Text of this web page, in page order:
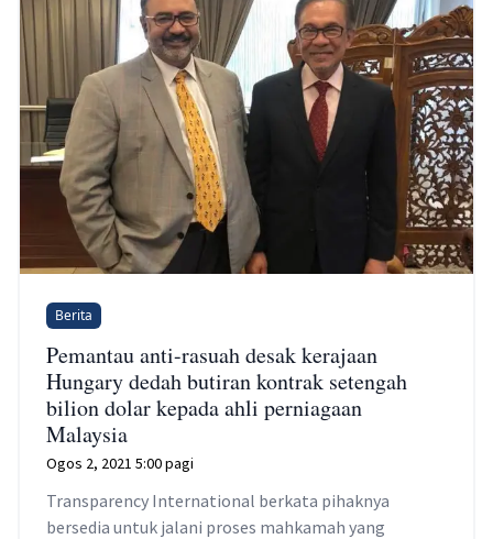
Berita
Pemantau anti-rasuah desak kerajaan
Hungary dedah butiran kontrak setengah
bilion dolar kepada ahli perniagaan
Malaysia
Ogos 2, 2021 5:00 pagi
Transparency International berkata pihaknya
bersedia untuk jalani proses mahkamah yang